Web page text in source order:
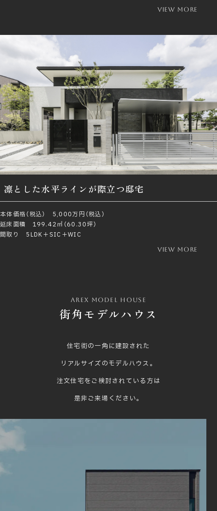
view more
凛とした水平ラインが際立つ邸宅
本体価格（税込） 5,000万円（税込）
延床面積 199.42㎡（60.30坪）
間取り 5LDK＋SIC＋WIC
view more
街角モデルハウス
arex model house
住宅街の一角に建設された
リアルサイズのモデルハウス。
注文住宅をご検討されている方は
是非ご来場ください。